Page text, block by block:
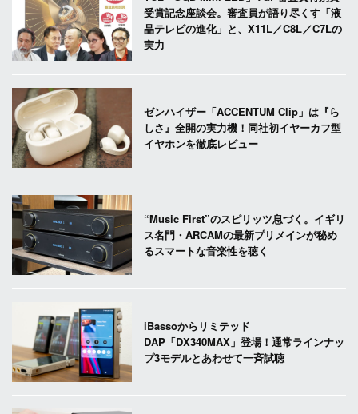
受賞記念座談会。審査員が語り尽くす「液
晶テレビの進化」と、X11L／C8L／C7Lの
実力
ゼンハイザー「ACCENTUM Clip」は『ら
しさ』全開の実力機！同社初イヤーカフ型
イヤホンを徹底レビュー
“Music First”のスピリッツ息づく。イギリ
ス名門・ARCAMの最新プリメインが秘め
るスマートな音楽性を聴く
iBassoからリミテッド
DAP「DX340MAX」登場！通常ラインナッ
プ3モデルとあわせて一斉試聴